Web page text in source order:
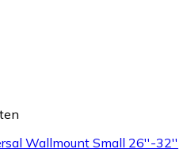
Wallmount Small 26''-32''